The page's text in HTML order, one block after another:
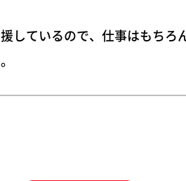
しているので、仕事はもち